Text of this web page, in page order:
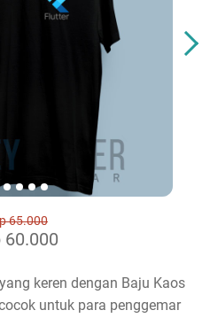
65.000
60.000
keren dengan Baju Kaos
untuk para penggemar